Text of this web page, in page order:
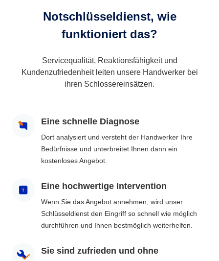
Notschlüsseldienst, wie
funktioniert das?
Servicequalität, Reaktionsfähigkeit und
Kundenzufriedenheit leiten unsere Handwerker bei
ihren Schlossereinsätzen.
Eine schnelle Diagnose
Dort analysiert und versteht der Handwerker Ihre
Bedürfnisse und unterbreitet Ihnen dann ein
kostenloses Angebot.
Eine hochwertige Intervention
Wenn Sie das Angebot annehmen, wird unser
Schlüsseldienst den Eingriff so schnell wie möglich
durchführen und Ihnen bestmöglich weiterhelfen.
Sie sind zufrieden und ohne